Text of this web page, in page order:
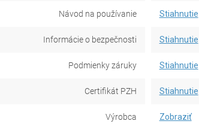
Návod na používanie Stiahnutie
Informácie o bezpečnosti Stiahnutie
Podmienky záruky Stiahnutie
Certifikát PZH Stiahnutie
Výrobca Zobraziť